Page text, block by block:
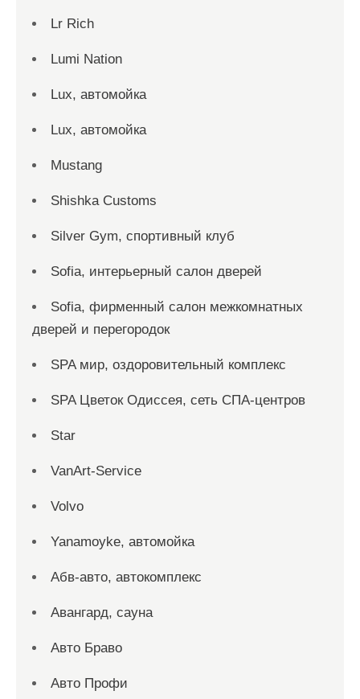
Lr Rich
Lumi Nation
Lux, автомойка
Lux, автомойка
Mustang
Shishka Customs
Silver Gym, спортивный клуб
Sofia, интерьерный салон дверей
Sofia, фирменный салон межкомнатных
дверей и перегородок
SPA мир, оздоровительный комплекс
SPA Цветок Одиссея, сеть СПА-центров
Star
VanArt-Service
Volvo
Yanamoyke, автомойка
Абв-авто, автокомплекс
Авангард, сауна
Авто Браво
Авто Профи